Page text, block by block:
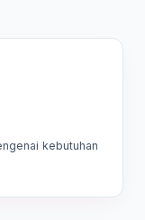
kebutuhan